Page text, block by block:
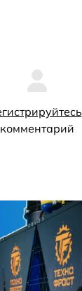
комментарий